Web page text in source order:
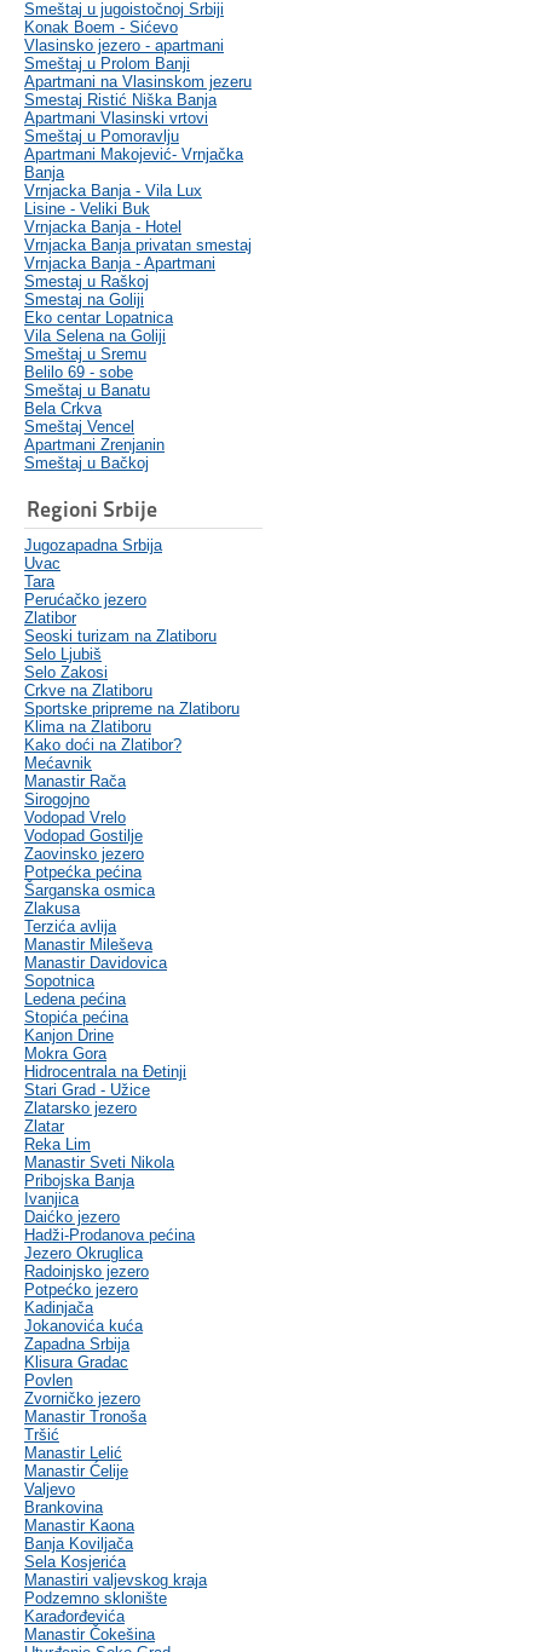
Smeštaj u jugoistočnoj Srbiji
Konak Boem - Sićevo
Vlasinsko jezero - apartmani
Smeštaj u Prolom Banji
Apartmani na Vlasinskom jezeru
Smestaj Ristić Niška Banja
Apartmani Vlasinski vrtovi
Smeštaj u Pomoravlju
Apartmani Makojević- Vrnjačka
Banja
Vrnjacka Banja - Vila Lux
Lisine - Veliki Buk
Vrnjacka Banja - Hotel
Vrnjacka Banja privatan smestaj
Vrnjacka Banja - Apartmani
Smestaj u Raškoj
Smestaj na Goliji
Eko centar Lopatnica
Vila Selena na Goliji
Smeštaj u Sremu
Belilo 69 - sobe
Smeštaj u Banatu
Bela Crkva
Smeštaj Vencel
Apartmani Zrenjanin
Smeštaj u Bačkoj
Regioni Srbije
Jugozapadna Srbija
Uvac
Tara
Perućačko jezero
Zlatibor
Seoski turizam na Zlatiboru
Selo Ljubiš
Selo Zakosi
Crkve na Zlatiboru
Sportske pripreme na Zlatiboru
Klima na Zlatiboru
Kako doći na Zlatibor?
Mećavnik
Manastir Rača
Sirogojno
Vodopad Vrelo
Vodopad Gostilje
Zaovinsko jezero
Potpećka pećina
Šarganska osmica
Zlakusa
Terzića avlija
Manastir Mileševa
Manastir Davidovica
Sopotnica
Ledena pećina
Stopića pećina
Kanjon Drine
Mokra Gora
Hidrocentrala na Đetinji
Stari Grad - Užice
Zlatarsko jezero
Zlatar
Reka Lim
Manastir Sveti Nikola
Pribojska Banja
Ivanjica
Daićko jezero
Hadži-Prodanova pećina
Jezero Okruglica
Radoinjsko jezero
Potpećko jezero
Kadinjača
Jokanovića kuća
Zapadna Srbija
Klisura Gradac
Povlen
Zvorničko jezero
Manastir Tronoša
Tršić
Manastir Lelić
Manastir Ćelije
Valjevo
Brankovina
Manastir Kaona
Banja Koviljača
Sela Kosjerića
Manastiri valjevskog kraja
Podzemno sklonište
Karađorđevića
Manastir Čokešina